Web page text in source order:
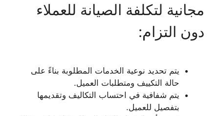
مجانية لتكلفة الصيانة للعملاء
دون التزام:
يتم تحديد نوعية الخدمات المطلوبة بناءً على
حالة التكييف ومتطلبات العميل.
يتم شفافية في احتساب التكاليف وتقديمها
بتفصيل للعميل.